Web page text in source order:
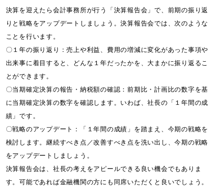
決算を迎えたら会計事務所が行う「決算報告会」で、前期の振り返
りと戦略をアップデートしましょう。決算報告会では、次のような
ことを行います。
〇１年の振り返り：売上や利益、費用の増減に変化があった事項や
出来事に着目すると、どんな１年だったかを、大まかに振り返るこ
とができます。
〇当期確定決算の報告・納税額の確認：前期比・計画比の数字を基
に当期確定決算の数字を確認します。いわば、社長の「１年間の成
績」です。
〇戦略のアップデート：「１年間の成績」を踏まえ、今期の戦略を
検討します。継続すべき点／改善すべき点を洗い出し、今期の戦略
をアップデートしましょう。
決算報告会は、社長の考えをアピールできる良い機会でもありま
す。可能であれば金融機関の方にも同席いただくと良いでしょう。